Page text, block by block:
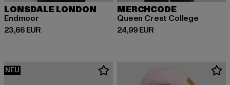
LONSDALE LONDON
Endmoor
23,66 EUR
Derzeitiger Preis: 23,66 EUR
MERCHCODE
Queen Crest College
24,99 EUR
Derzeitiger Preis: 24,99 EUR
NEU